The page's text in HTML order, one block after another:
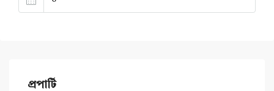
প্রপার্টি